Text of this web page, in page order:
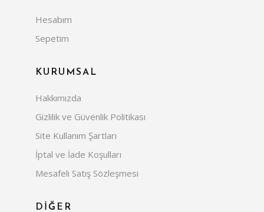
Hesabım
Sepetim
KURUMSAL
Hakkımızda
Gizlilik ve Güvenlik Politikası
Site Kullanım Şartları
İptal ve İade Koşulları
Mesafeli Satış Sözleşmesi
DİĞER